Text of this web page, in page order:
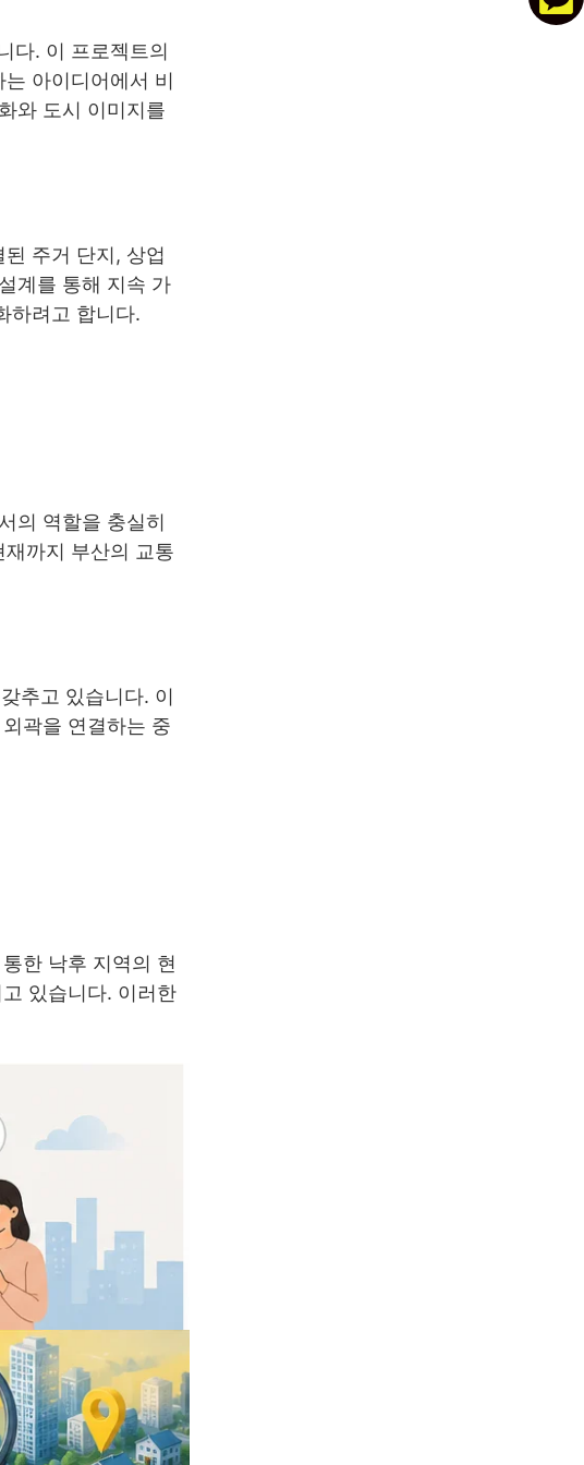
다. 이 프로젝트의
아이디어에서 비
와 도시 이미지를
주거 단지, 상업
계를 통해 지속 가
하려고 합니다.
의 역할을 충실히
까지 부산의 교통
추고 있습니다. 이
곽을 연결하는 중
한 낙후 지역의 현
있습니다. 이러한